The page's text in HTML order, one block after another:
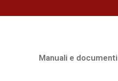
Manuali e documenti